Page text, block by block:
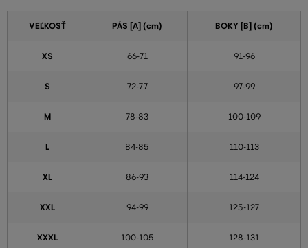
VEĽKOSŤ PÁS [A] (cm) BOKY [B] (cm)
XS 66-71 91-96
S 72-77 97-99
M 78-83 100-109
L 84-85 110-113
XL 86-93 114-124
XXL 94-99 125-127
XXXL 100-105 128-131